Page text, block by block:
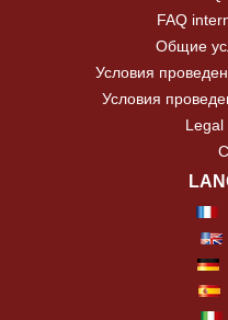
FAQ
Общие
Условия
Условия
Legal